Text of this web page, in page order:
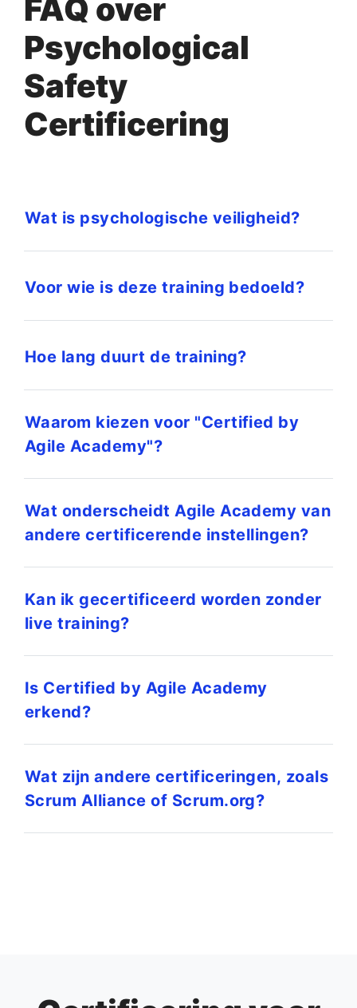
FAQ over
Psychological
Safety
Certificering
Wat is psychologische veiligheid?
Voor wie is deze training bedoeld?
Hoe lang duurt de training?
Waarom kiezen voor "Certified by
Agile Academy"?
Wat onderscheidt Agile Academy van
andere certificerende instellingen?
Kan ik gecertificeerd worden zonder
live training?
Is Certified by Agile Academy
erkend?
Wat zijn andere certificeringen, zoals
Scrum Alliance of Scrum.org?